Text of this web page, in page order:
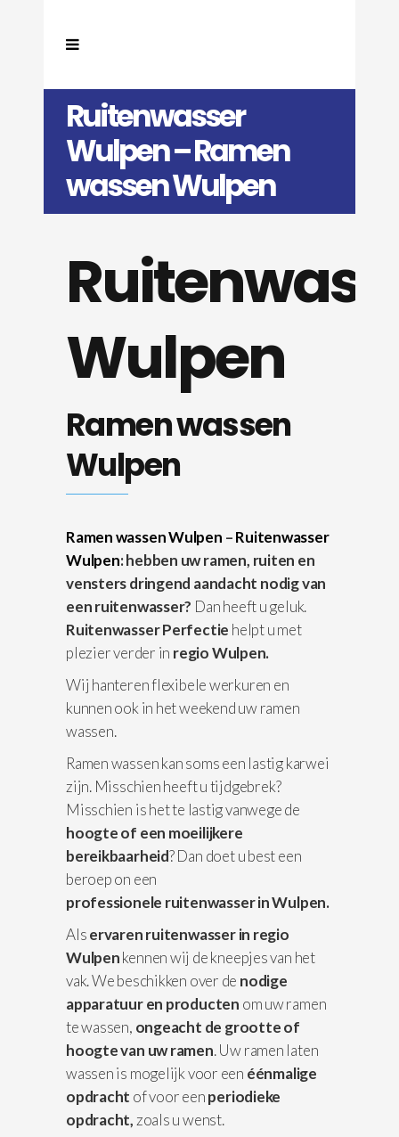
Ruitenwasser
Wulpen – Ramen
wassen Wulpen
Wulpen
Ramen wassen
Wulpen
Ramen wassen Wulpen –Ruitenwasser
Wulpen: hebben uw ramen, ruiten en
vensters dringend aandacht nodig van
een ruitenwasser? Dan heeft u geluk.
Ruitenwasser Perfectie helpt u met
plezier verder in regio Wulpen.
Wij hanteren flexibele werkuren en
kunnen ook in het weekend uw ramen
wassen.
Ramen wassen kan soms een lastig karwei
zijn. Misschien heeft u tijdgebrek?
Misschien is het te lastig vanwege de
hoogte of een moeilijkere
bereikbaarheid? Dan doet u best een
beroep on een
professionele ruitenwasser in Wulpen.
Alservaren ruitenwasser in regio
Wulpenkennen wij de kneepjes van het
vak. We beschikken over de nodige
apparatuuren producten om uw ramen
te wassen, ongeacht de grootte of
hoogte van uw ramen. Uw ramen laten
wassen is mogelijk voor een éénmalige
opdracht of voor eenperiodieke
opdracht, zoals u wenst.